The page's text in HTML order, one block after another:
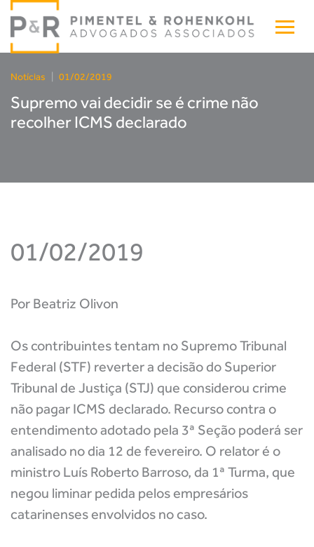
Notícias 01/02/2019
Supremo vai decidir se é crime não
recolher ICMS declarado
01/02/2019
Por Beatriz Olivon
Os contribuintes tentam no Supremo Tribunal
Federal (STF) reverter a decisão do Superior
Tribunal de Justiça (STJ) que considerou crime
não pagar ICMS declarado. Recurso contra o
entendimento adotado pela 3ª Seção poderá ser
analisado no dia 12 de fevereiro. O relator é o
ministro Luís Roberto Barroso, da 1ª Turma, que
negou liminar pedida pelos empresários
catarinenses envolvidos no caso.